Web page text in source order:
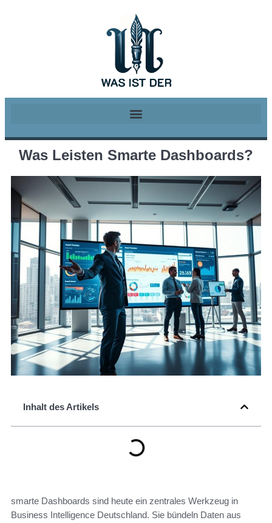
Was Leisten Smarte Dashboards?
Inhalt des Artikels
smarte Dashboards sind heute ein zentrales Werkzeug in
Business Intelligence Deutschland. Sie bündeln Daten aus